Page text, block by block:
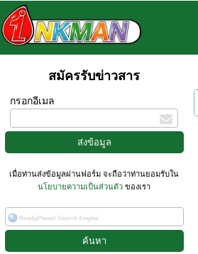
สมัครรับข่าวสาร
กรอกอีเมล
เมื่อท่านส่งข้อมูลผ่านฟอร์ม จะถือว่าท่านยอมรับใน
นโยบายความเป็นส่วนตัวของเรา